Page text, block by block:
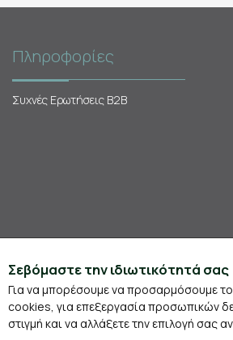
Πληροφορίες
Συχνές Ερωτήσεις Β2Β
© Copyright 2026 - NATURA SIBERICA
Σεβόμαστε την ιδιωτικότητά σας
Για να μπορέσουμε να προσαρμόσουμε το
cookies, για επεξεργασία προσωπικών
στιγμή και να αλλάξετε την επιλογή σας